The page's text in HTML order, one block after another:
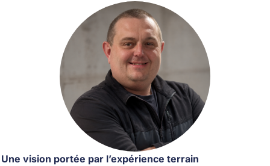
Une vision portée par l’expérience terrain